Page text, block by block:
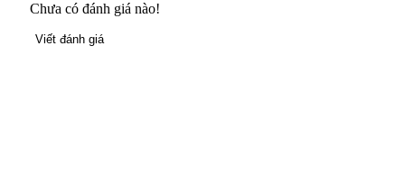
Chưa có đánh giá nào!
Viết đánh giá